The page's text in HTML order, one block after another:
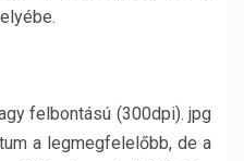
felbontású (300dpi). jpg
a legmegfelelőbb, de a